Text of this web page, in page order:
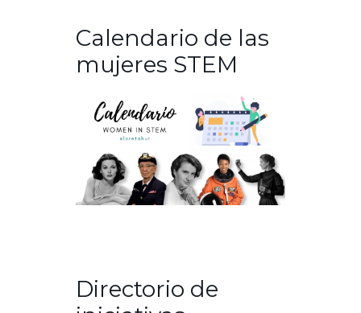
Calendario de las
mujeres STEM
Directorio de